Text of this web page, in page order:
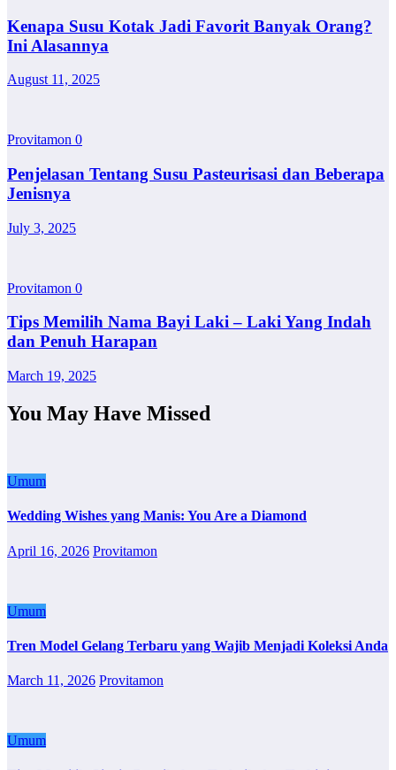
Kenapa Susu Kotak Jadi Favorit Banyak Orang?
Ini Alasannya
August 11, 2025
Provitamon 0
Penjelasan Tentang Susu Pasteurisasi dan Beberapa
Jenisnya
July 3, 2025
Provitamon 0
Tips Memilih Nama Bayi Laki – Laki Yang Indah
dan Penuh Harapan
March 19, 2025
You May Have Missed
Umum
Wedding Wishes yang Manis: You Are a Diamond
April 16, 2026 Provitamon
Umum
Tren Model Gelang Terbaru yang Wajib Menjadi Koleksi Anda
March 11, 2026 Provitamon
Umum